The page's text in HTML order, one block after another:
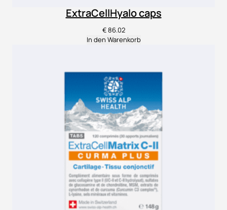
ExtraCellHyalo caps
€86.02
In den Warenkorb